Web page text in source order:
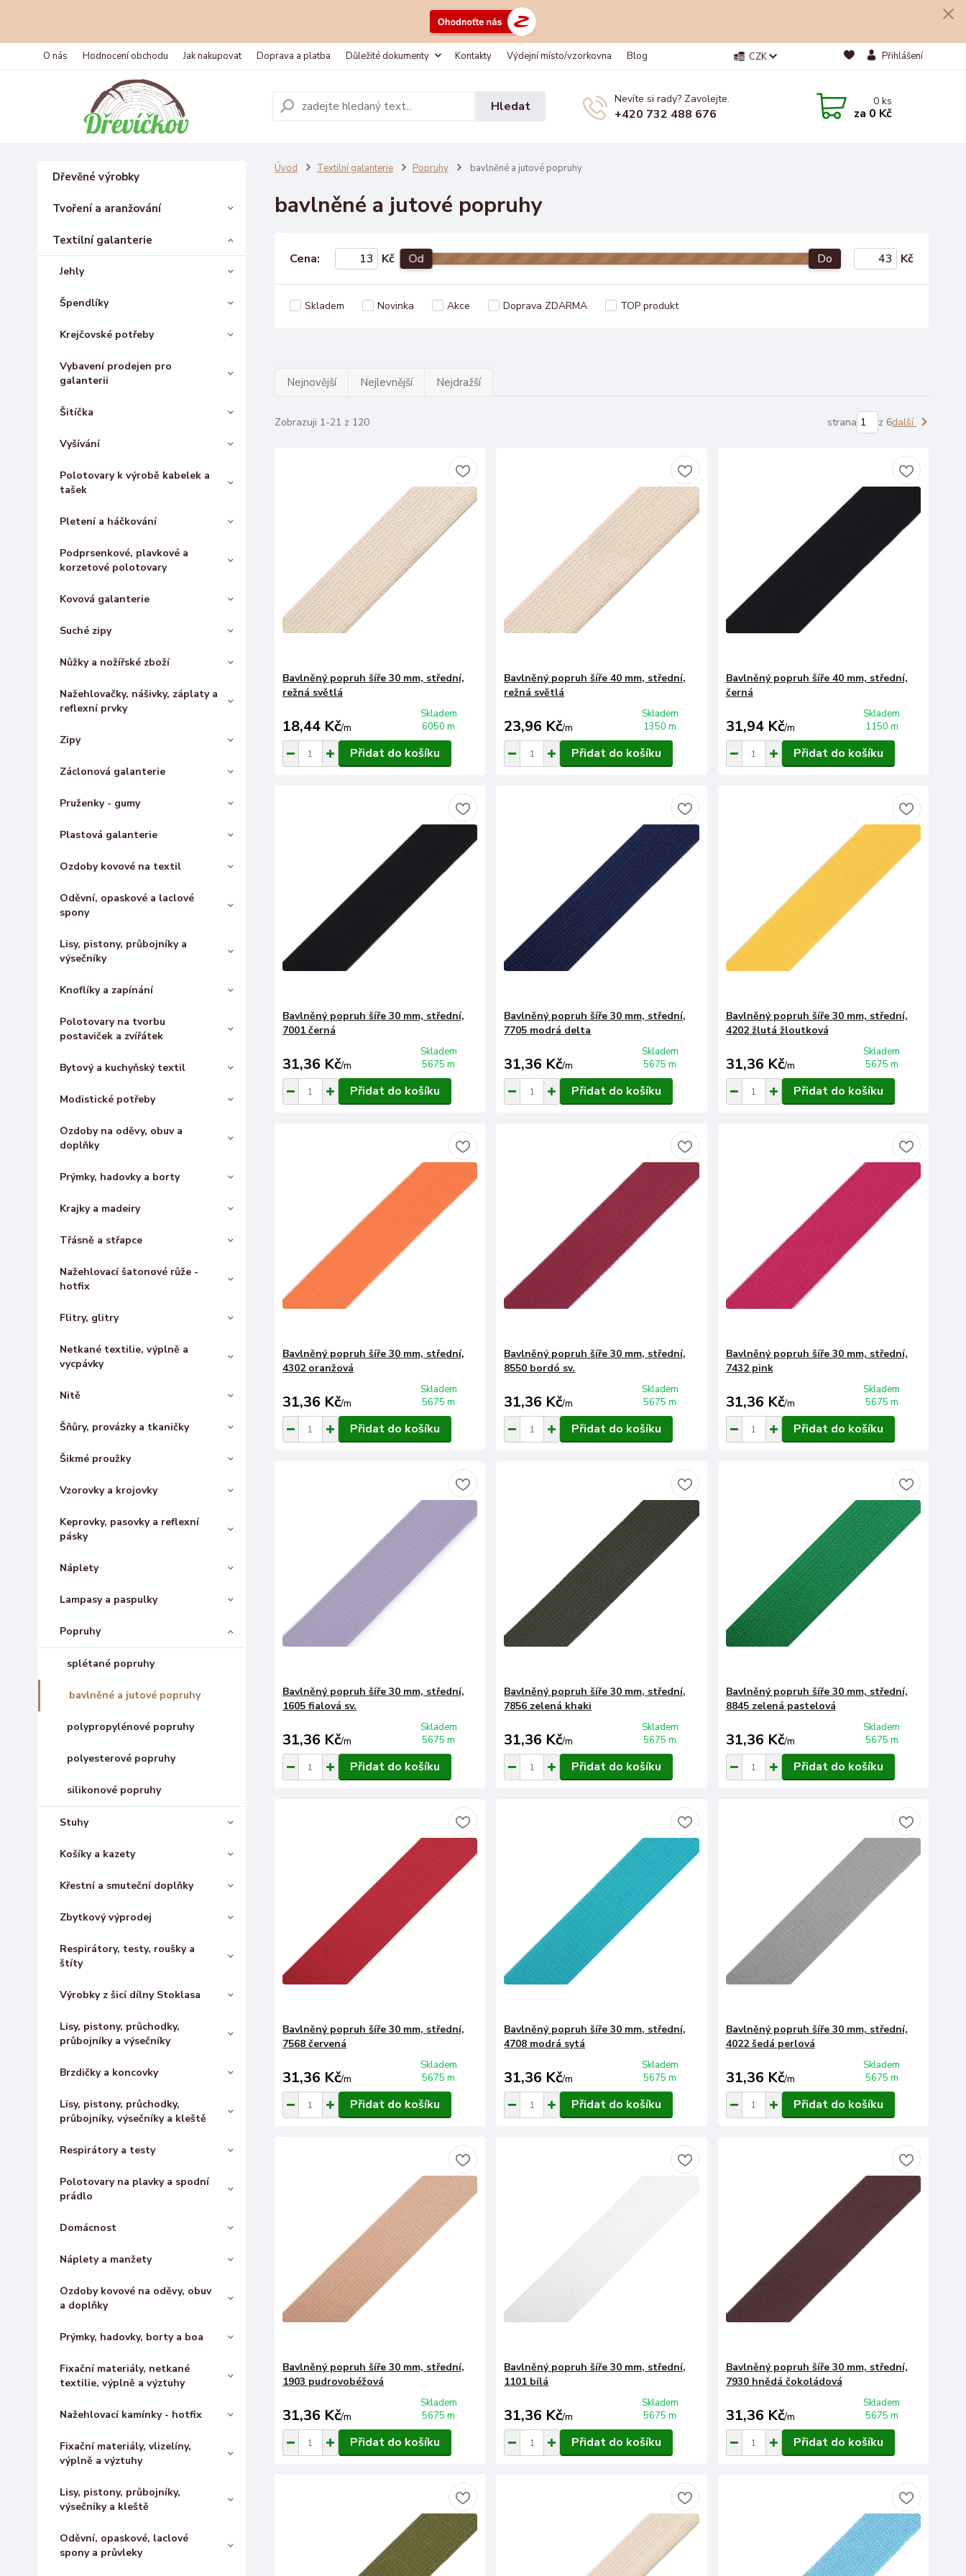
O nás Hodnocení obchodu Jak nakupovat Doprava a platba Důležité dokumenty Kontakty Výdejní místo/vzorkovna Blog CZK Přihlášení
Hledat Nevíte si rady? Zavolejte.
+420 732 488 676
0ks
za 0 Kč
Dřevěné výrobky
Tvoření a aranžování
Textilní galanterie
Jehly
Špendlíky
Krejčovské potřeby
Vybavení prodejen pro
galanterii
Šitíčka
Vyšívání
Polotovary k výrobě kabelek a
tašek
Pletení a háčkování
Podprsenkové, plavkové a
korzetové polotovary
Kovová galanterie
Suché zipy
Nůžky a nožířské zboží
Nažehlovačky, nášivky, záplaty a
reflexní prvky
Zipy
Záclonová galanterie
Pruženky - gumy
Plastová galanterie
Ozdoby kovové na textil
Oděvní, opaskové a laclové
spony
Lisy, pistony, průbojníky a
výsečníky
Knoflíky a zapínání
Polotovary na tvorbu
postaviček a zvířátek
Bytový a kuchyňský textil
Modistické potřeby
Ozdoby na oděvy, obuv a
doplňky
Prýmky, hadovky a borty
Krajky a madeiry
Třásně a střapce
Nažehlovací šatonové růže -
hotfix
Flitry, glitry
Netkané textilie, výplně a
vycpávky
Nitě
Šňůry, provázky a tkaničky
Šikmé proužky
Vzorovky a krojovky
Keprovky, pasovky a reflexní
pásky
Náplety
Lampasy a paspulky
Popruhy
splétané popruhy
bavlněné a jutové popruhy
polypropylénové popruhy
polyesterové popruhy
silikonové popruhy
Stuhy
Košíky a kazety
Křestní a smuteční doplňky
Zbytkový výprodej
Respirátory, testy, roušky a
štíty
Výrobky z šicí dílny Stoklasa
Lisy, pistony, průchodky,
průbojníky a výsečníky
Brzdičky a koncovky
Lisy, pistony, průchodky,
průbojníky, výsečníky a kleště
Respirátory a testy
Polotovary na plavky a spodní
prádlo
Domácnost
Náplety a manžety
Ozdoby kovové na oděvy, obuv
a doplňky
Prýmky, hadovky, borty a boa
Fixační materiály, netkané
textilie, výplně a výztuhy
Nažehlovací kamínky - hotfix
Fixační materiály, vlizelíny,
výplně a výztuhy
Lisy, pistony, průbojníky,
výsečníky a kleště
Oděvní, opaskové, laclové
spony a průvleky
Úvod Textilní galanterie Popruhy bavlněné a jutové popruhy
bavlněné a jutové popruhy
Cena: Kč Od Do Kč
Skladem Novinka Akce Doprava ZDARMA TOP produkt
Nejnovější Nejlevnější Nejdražší
Zobrazuji 1-21 z 120 strana z 6další
Bavlněný popruh šíře 30 mm, střední,
režná světlá
18,44 Kč/m
Skladem
6050 m
Přidat do košíku
Bavlněný popruh šíře 40 mm, střední,
režná světlá
23,96 Kč/m
Skladem
1350 m
Přidat do košíku
Bavlněný popruh šíře 40 mm, střední,
černá
31,94 Kč/m
Skladem
1150 m
Přidat do košíku
Bavlněný popruh šíře 30 mm, střední,
7001 černá
31,36 Kč/m
Skladem
5675 m
Přidat do košíku
Bavlněný popruh šíře 30 mm, střední,
7705 modrá delta
31,36 Kč/m
Skladem
5675 m
Přidat do košíku
Bavlněný popruh šíře 30 mm, střední,
4202 žlutá žloutková
31,36 Kč/m
Skladem
5675 m
Přidat do košíku
Bavlněný popruh šíře 30 mm, střední,
4302 oranžová
31,36 Kč/m
Skladem
5675 m
Přidat do košíku
Bavlněný popruh šíře 30 mm, střední,
8550 bordó sv.
31,36 Kč/m
Skladem
5675 m
Přidat do košíku
Bavlněný popruh šíře 30 mm, střední,
7432 pink
31,36 Kč/m
Skladem
5675 m
Přidat do košíku
Bavlněný popruh šíře 30 mm, střední,
1605 fialová sv.
31,36 Kč/m
Skladem
5675 m
Přidat do košíku
Bavlněný popruh šíře 30 mm, střední,
7856 zelená khaki
31,36 Kč/m
Skladem
5675 m
Přidat do košíku
Bavlněný popruh šíře 30 mm, střední,
8845 zelená pastelová
31,36 Kč/m
Skladem
5675 m
Přidat do košíku
Bavlněný popruh šíře 30 mm, střední,
7568 červená
31,36 Kč/m
Skladem
5675 m
Přidat do košíku
Bavlněný popruh šíře 30 mm, střední,
4708 modrá sytá
31,36 Kč/m
Skladem
5675 m
Přidat do košíku
Bavlněný popruh šíře 30 mm, střední,
4022 šedá perlová
31,36 Kč/m
Skladem
5675 m
Přidat do košíku
Bavlněný popruh šíře 30 mm, střední,
1903 pudrovobéžová
31,36 Kč/m
Skladem
5675 m
Přidat do košíku
Bavlněný popruh šíře 30 mm, střední,
1101 bílá
31,36 Kč/m
Skladem
5675 m
Přidat do košíku
Bavlněný popruh šíře 30 mm, střední,
7930 hnědá čokoládová
31,36 Kč/m
Skladem
5675 m
Přidat do košíku